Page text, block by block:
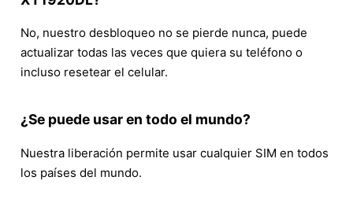
No, nuestro desbloqueo no se pierde nunca, puede
actualizar todas las veces que quiera su teléfono o
incluso resetear el celular.
¿Se puede usar en todo el mundo?
Nuestra liberación permite usar cualquier SIM en todos
los países del mundo.